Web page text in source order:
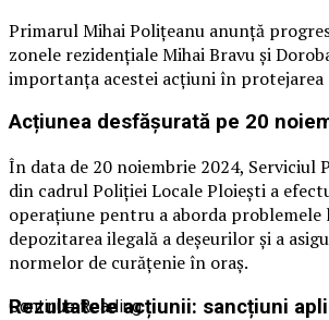
Primarul Mihai Polițeanu anunță
zonele rezidențiale Mihai Bravu și
importanța acestei acțiuni în protejarea
Acțiunea desfășurată pe 20
În data de 20 noiembrie 2024, Serviciul
din cadrul Poliției Locale Ploiești a
operațiune pentru a aborda problemele
depozitarea ilegală a deșeurilor și a
normelor de curățenie în oraș.
Rezultatele acțiunii: sancțiuni
Continue Reading